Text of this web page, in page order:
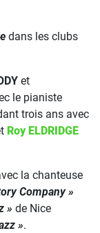
dans les clubs
et
le pianiste
trois ans avec
Roy ELDRIDGE
la chanteuse
Company »
» de Nice
».